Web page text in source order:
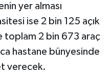
yer alması
ise 2 bin 125 açık
toplam 2 bin 673 araç
hastane bünyesinde
verecek.